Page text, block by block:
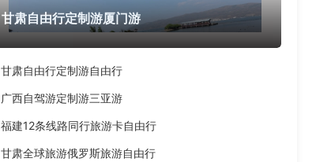
甘肃自由行定制游厦门游
甘肃自由行定制游自由行
广西自驾游定制游三亚游
福建12条线路同行旅游卡自由行
甘肃全球旅游俄罗斯旅游自由行